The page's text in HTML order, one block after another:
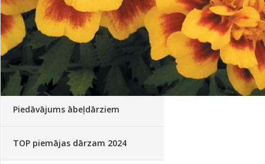
Palīglīdzekļi augu audzēšanai (72)
Klientu Diena
Novatec - izcils mēslošanai arī
sezonas otrajā pusē!
Piedāvājums ābeļdārziem
TOP piemājas dārzam 2024